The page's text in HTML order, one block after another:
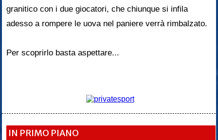
granitico con i due giocatori, che chiunque si infila
adesso a rompere le uova nel paniere verrà rimbalzato.
Per scoprirlo basta aspettare...
IN PRIMO PIANO